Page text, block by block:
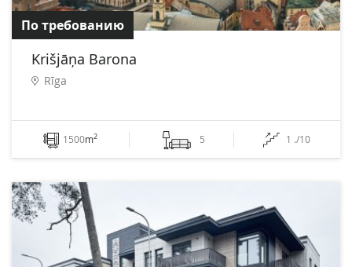
По требованию
Krišjāņa Barona
Rīga
1500m2 5 1 ./10